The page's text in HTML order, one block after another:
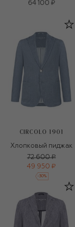
64 100 ₽
CIRCOLO 1901
Хлопковый пиджак
72 600 ₽
49 950 ₽
-30%